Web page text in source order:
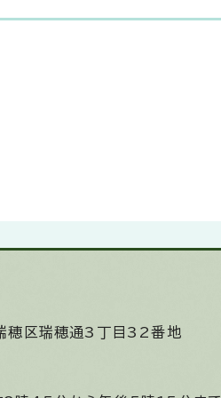
穂区瑞穂通3丁目32番地